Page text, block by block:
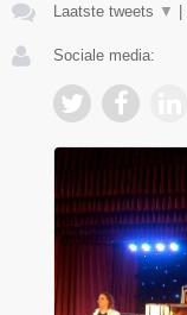
Laatste tweets ▼ |
Sociale media: